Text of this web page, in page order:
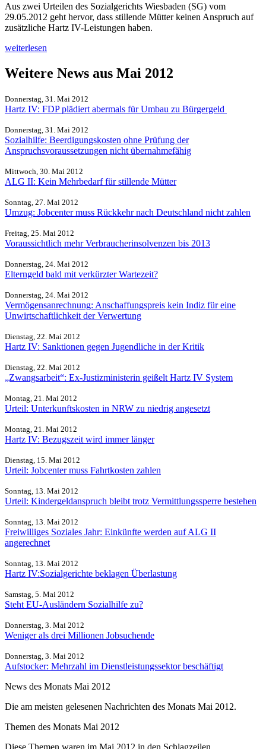
Aus zwei Urteilen des Sozialgerichts Wiesbaden (SG) vom
29.05.2012 geht hervor, dass stillende Mütter keinen Anspruch auf
zusätzliche Hartz IV-Leistungen haben.
weiterlesen
Weitere News aus Mai 2012
Donnerstag, 31. Mai 2012
Hartz IV: FDP plädiert abermals für Umbau zu Bürgergeld
Donnerstag, 31. Mai 2012
Sozialhilfe: Beerdigungskosten ohne Prüfung der
Anspruchsvoraussetzungen nicht übernahmefähig
Mittwoch, 30. Mai 2012
ALG II: Kein Mehrbedarf für stillende Mütter
Sonntag, 27. Mai 2012
Umzug: Jobcenter muss Rückkehr nach Deutschland nicht zahlen
Freitag, 25. Mai 2012
Voraussichtlich mehr Verbraucherinsolvenzen bis 2013
Donnerstag, 24. Mai 2012
Elterngeld bald mit verkürzter Wartezeit?
Donnerstag, 24. Mai 2012
Vermögensanrechnung: Anschaffungspreis kein Indiz für eine
Unwirtschaftlichkeit der Verwertung
Dienstag, 22. Mai 2012
Hartz IV: Sanktionen gegen Jugendliche in der Kritik
Dienstag, 22. Mai 2012
„Zwangsarbeit“: Ex-Justizministerin geißelt Hartz IV System
Montag, 21. Mai 2012
Urteil: Unterkunftskosten in NRW zu niedrig angesetzt
Montag, 21. Mai 2012
Hartz IV: Bezugszeit wird immer länger
Dienstag, 15. Mai 2012
Urteil: Jobcenter muss Fahrtkosten zahlen
Sonntag, 13. Mai 2012
Urteil: Kindergeldanspruch bleibt trotz Vermittlungssperre bestehen
Sonntag, 13. Mai 2012
Freiwilliges Soziales Jahr: Einkünfte werden auf ALG II
angerechnet
Sonntag, 13. Mai 2012
Hartz IV:Sozialgerichte beklagen Überlastung
Samstag, 5. Mai 2012
Steht EU-Ausländern Sozialhilfe zu?
Donnerstag, 3. Mai 2012
Weniger als drei Millionen Jobsuchende
Donnerstag, 3. Mai 2012
Aufstocker: Mehrzahl im Dienstleistungssektor beschäftigt
News des Monats Mai 2012
Die am meisten gelesenen Nachrichten des Monats Mai 2012.
Themen des Monats Mai 2012
Diese Themen waren im Mai 2012 in den Schlagzeilen.